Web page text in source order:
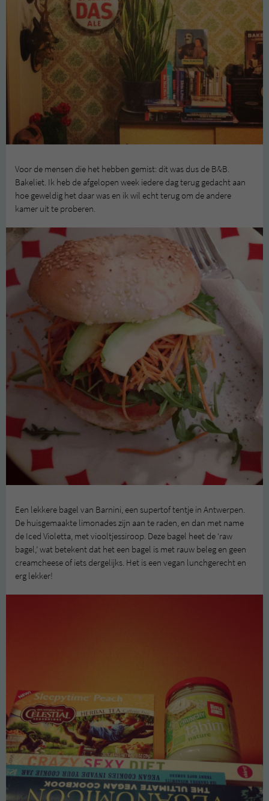
Voor de mensen die het hebben gemist: dit was dus de B&B.
Bakeliet. Ik heb de afgelopen week iedere dag terug gedacht aan
hoe geweldig het daar was en ik wil echt terug om de andere
kamer uit te proberen.
Een lekkere bagel van Barnini, een supertof tentje in Antwerpen.
De huisgemaakte limonades zijn aan te raden, en dan met name
de Iced Violetta, met viooltjessiroop. Deze bagel heet de ‘raw
bagel,’ wat betekent dat het een bagel is met rauw beleg en geen
creamcheese of iets dergelijks. Het is een vegan lunchgerecht en
erg lekker!